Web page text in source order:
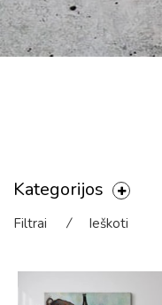
Kategorijos
Filtrai ⁄ Ieškoti